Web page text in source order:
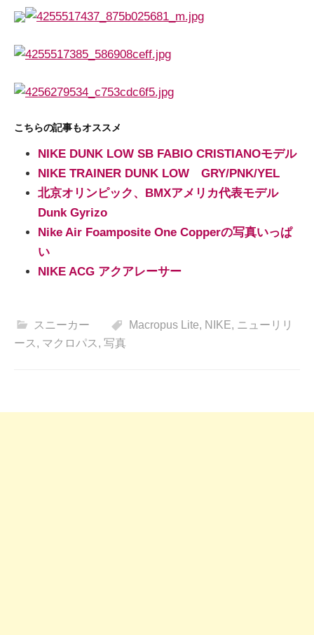
こちらの記事もオススメ
NIKE DUNK LOW SB FABIO CRISTIANOモデル
NIKE TRAINER DUNK LOW GRY/PNK/YEL
北京オリンピック、BMXアメリカ代表モデル
Dunk Gyrizo
Nike Air Foamposite One Copperの写真いっぱ
い
NIKE ACG アクアレーサー
スニーカー Macropus Lite, NIKE, ニューリリ
ース , マクロパス , 写真